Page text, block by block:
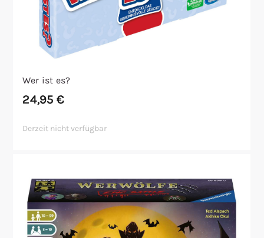
Wer ist es?
24,95€
Derzeit nicht verfügbar